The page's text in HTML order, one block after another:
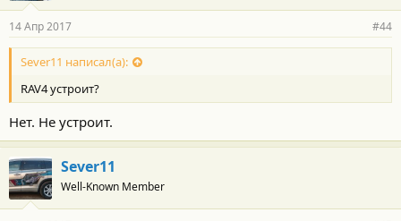
14 Апр 2017 #44
Sever11 написал(а):
RAV4 устроит?
Нет. Не устроит.
Sever11
Well-Known Member